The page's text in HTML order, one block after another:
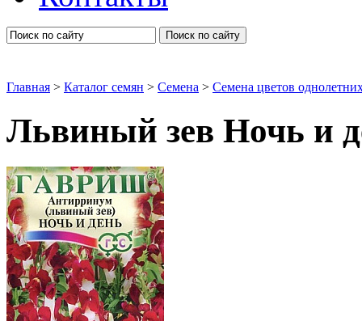
Поиск по сайту
Главная > Каталог семян > Семена > Семена цветов
Львиный зев Ночь и
Львиный зев